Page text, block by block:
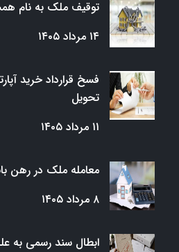
توقیف ملک به نام
۱۴ مرداد ۱۴۰۵
فسخ قرارداد خرید
تحویل
۱۱ مرداد ۱۴۰۵
معامله ملک در رهن
۸ مرداد ۱۴۰۵
ابطال سند رسمی به